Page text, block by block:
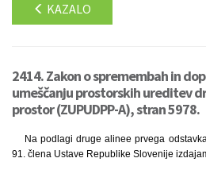
KAZALO
2414. Zakon o spremembah in
umeščanju prostorskih ureditev
prostor (ZUPUDPP-A), stran 5978.
Na podlagi druge alinee prvega
91. člena Ustave Republike Slovenije